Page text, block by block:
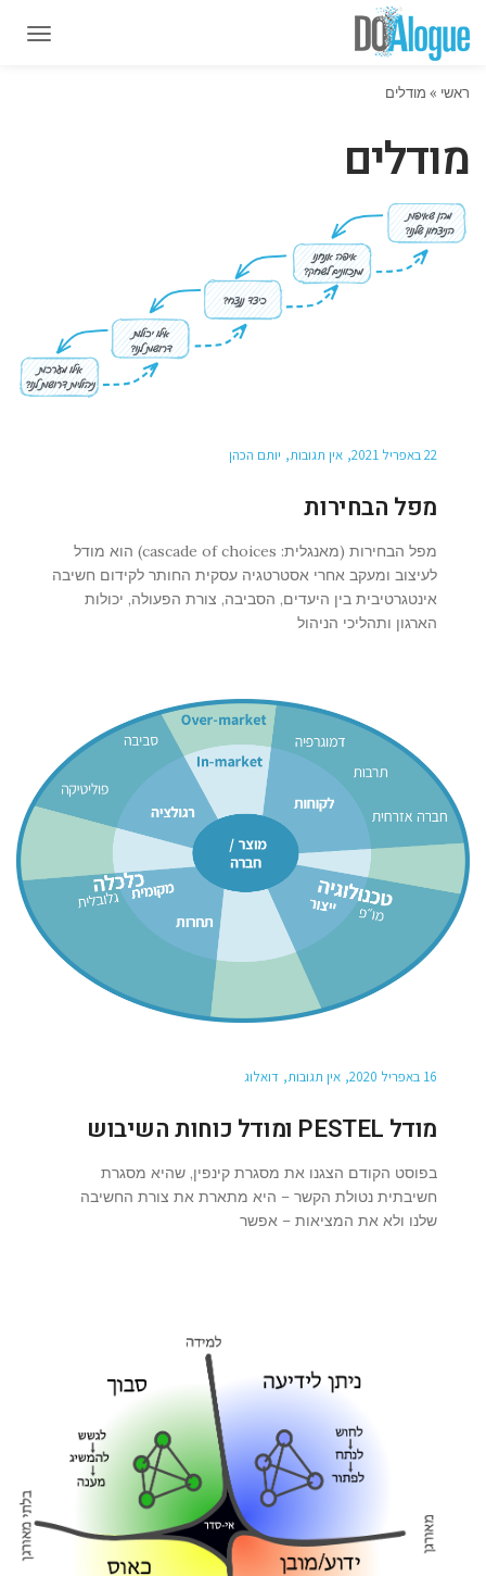
ראשי » מודלים
מודלים
22 באפריל 2021 אין תגובות יותם הכהן
מפל הבחירות
מפל הבחירות (מאנגלית: cascade of choices) הוא מודל
לעיצוב ומעקב אחרי אסטרטגיה עסקית החותר לקידום חשיבה
אינטגרטיבית בין היעדים, הסביבה, צורת הפעולה, יכולות
הארגון ותהליכי הניהול
16 באפריל 2020 אין תגובות דואלוג
מודל PESTEL ומודל כוחות השיבוש
בפוסט הקודם הצגנו את מסגרת קינפין, שהיא מסגרת
חשיבתית נטולת הקשר – היא מתארת את צורת החשיבה
שלנו ולא את המציאות – אפשר